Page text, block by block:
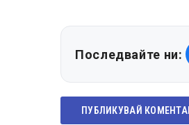
Последвайте ни:
ПУБЛИКУВАЙ